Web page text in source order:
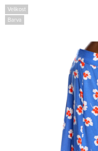
Velikost
Barva